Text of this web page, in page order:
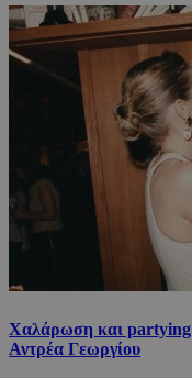
Χαλάρωση και partying
Αντρέα Γεωργίου